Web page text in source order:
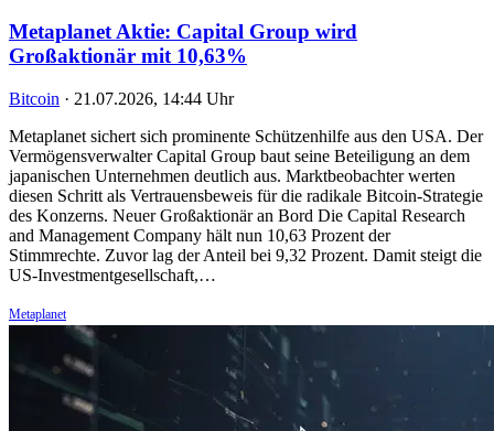
Metaplanet Aktie: Capital Group wird
Großaktionär mit 10,63%
Bitcoin · 21.07.2026, 14:44 Uhr
Metaplanet sichert sich prominente Schützenhilfe aus den USA. Der
Vermögensverwalter Capital Group baut seine Beteiligung an dem
japanischen Unternehmen deutlich aus. Marktbeobachter werten
diesen Schritt als Vertrauensbeweis für die radikale Bitcoin-Strategie
des Konzerns. Neuer Großaktionär an Bord Die Capital Research
and Management Company hält nun 10,63 Prozent der
Stimmrechte. Zuvor lag der Anteil bei 9,32 Prozent. Damit steigt die
US-Investmentgesellschaft,…
Metaplanet